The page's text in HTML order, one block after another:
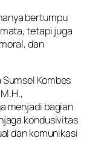
bertumpu
tetapi juga
dan
Kombes
menjadi bagian
kondusivitas
dan komunikasi